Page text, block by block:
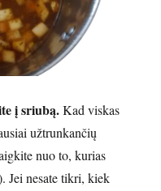
į sriubą.Kad viskas
užtrunkančių
nuo to, kurias
Jei nesate tikri, kiek